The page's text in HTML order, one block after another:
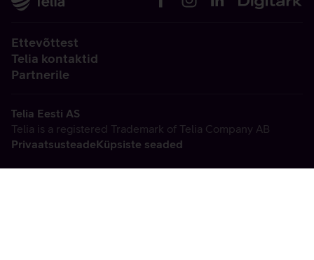
Ettevõttest
Telia kontaktid
Partnerile
Telia Eesti AS
Telia is a registered Trademark of Telia Company AB
PrivaatsusteadeKüpsiste seaded